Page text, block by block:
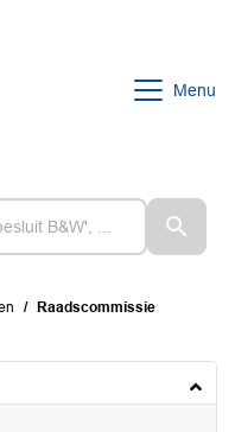
Menu
Raadscommissie